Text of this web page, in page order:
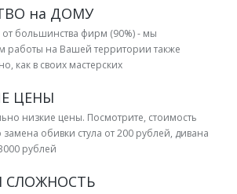
на ДОМУ
от большинства фирм (90%) - мы
работы на Вашей территории также
как в своих мастерских
ЦЕНЫ
низкие цены. Посмотрите, стоимость
обивки стула от 200 рублей, дивана
рублей
СЛОЖНОСТЬ